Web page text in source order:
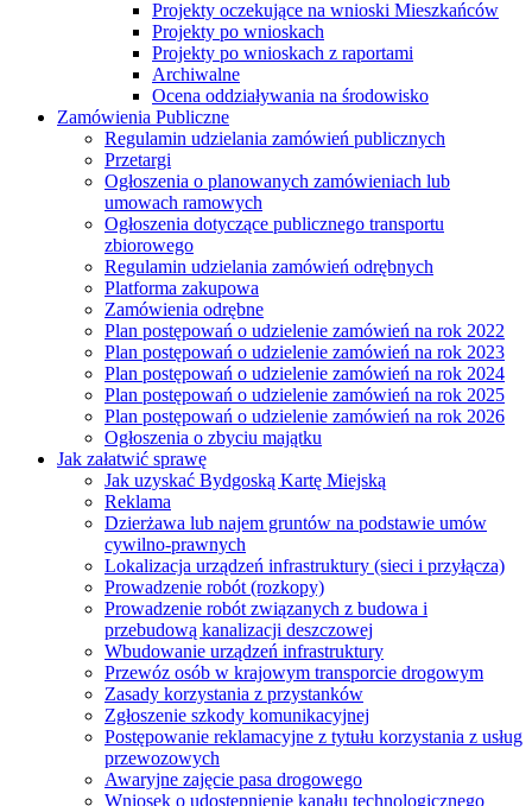
Projekty oczekujące na wnioski Mieszkańców
Projekty po wnioskach
Projekty po wnioskach z raportami
Archiwalne
Ocena oddziaływania na środowisko
Zamówienia Publiczne
Regulamin udzielania zamówień publicznych
Przetargi
Ogłoszenia o planowanych zamówieniach lub
umowach ramowych
Ogłoszenia dotyczące publicznego transportu
zbiorowego
Regulamin udzielania zamówień odrębnych
Platforma zakupowa
Zamówienia odrębne
Plan postępowań o udzielenie zamówień na rok 2022
Plan postępowań o udzielenie zamówień na rok 2023
Plan postępowań o udzielenie zamówień na rok 2024
Plan postępowań o udzielenie zamówień na rok 2025
Plan postępowań o udzielenie zamówień na rok 2026
Ogłoszenia o zbyciu majątku
Jak załatwić sprawę
Jak uzyskać Bydgoską Kartę Miejską
Reklama
Dzierżawa lub najem gruntów na podstawie umów
cywilno-prawnych
Lokalizacja urządzeń infrastruktury (sieci i przyłącza)
Prowadzenie robót (rozkopy)
Prowadzenie robót związanych z budowa i
przebudową kanalizacji deszczowej
Wbudowanie urządzeń infrastruktury
Przewóz osób w krajowym transporcie drogowym
Zasady korzystania z przystanków
Zgłoszenie szkody komunikacyjnej
Postępowanie reklamacyjne z tytułu korzystania z usług
przewozowych
Awaryjne zajęcie pasa drogowego
Wniosek o udostępnienie kanału technologicznego